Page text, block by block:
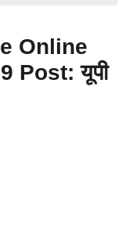
Online
Post: यूपी